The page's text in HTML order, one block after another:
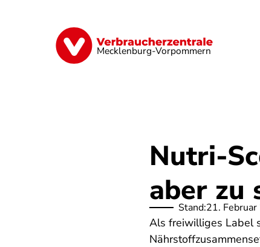
Mecklenburg-Vorpommern
Finanzen Digitales Lebensmittel
Nutri-
aber zu
Stand:21.
Als freiwilliges Label